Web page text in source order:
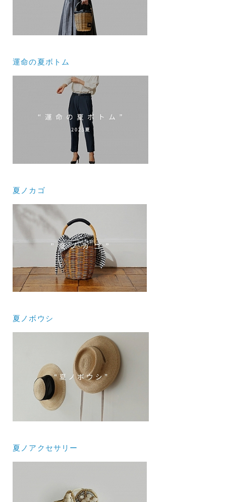
運命の夏ボトム
夏ノカゴ
夏ノボウシ
夏ノアクセサリー